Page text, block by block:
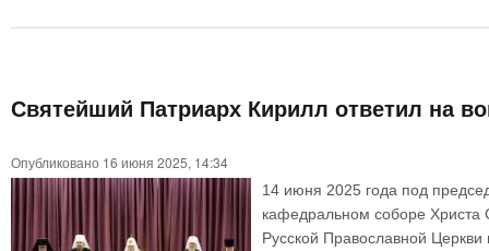
Святейший Патриарх Кирилл ответил на
Опубликовано 16 июня 2025, 14:34
14 июня 2025 года под
кафедральном соборе Христа
Русской Православной